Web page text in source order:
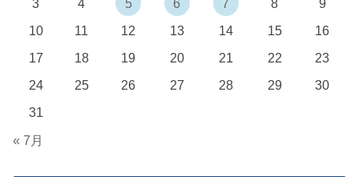
3
4 5 6 7 8
9
10
11 12 13 14 15
16
17
18 19 20 21 22
23
24
25 26 27 28 29
30
31
« 7月